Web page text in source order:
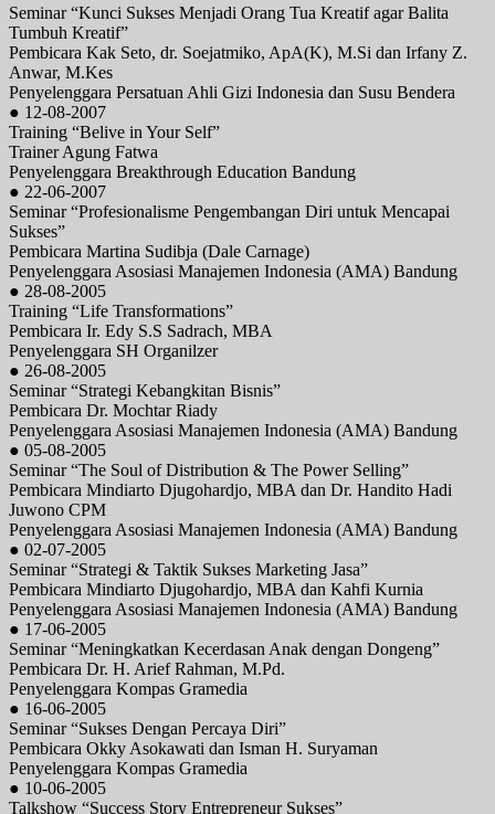
Seminar “Kunci Sukses Menjadi Orang Tua Kreatif agar Balita
Tumbuh Kreatif”
Pembicara Kak Seto, dr. Soejatmiko, ApA(K), M.Si dan Irfany Z.
Anwar, M.Kes
Penyelenggara Persatuan Ahli Gizi Indonesia dan Susu Bendera
● 12-08-2007
Training “Belive in Your Self”
Trainer Agung Fatwa
Penyelenggara Breakthrough Education Bandung
● 22-06-2007
Seminar “Profesionalisme Pengembangan Diri untuk Mencapai
Sukses”
Pembicara Martina Sudibja (Dale Carnage)
Penyelenggara Asosiasi Manajemen Indonesia (AMA) Bandung
● 28-08-2005
Training “Life Transformations”
Pembicara Ir. Edy S.S Sadrach, MBA
Penyelenggara SH Organilzer
● 26-08-2005
Seminar “Strategi Kebangkitan Bisnis”
Pembicara Dr. Mochtar Riady
Penyelenggara Asosiasi Manajemen Indonesia (AMA) Bandung
● 05-08-2005
Seminar “The Soul of Distribution & The Power Selling”
Pembicara Mindiarto Djugohardjo, MBA dan Dr. Handito Hadi
Juwono CPM
Penyelenggara Asosiasi Manajemen Indonesia (AMA) Bandung
● 02-07-2005
Seminar “Strategi & Taktik Sukses Marketing Jasa”
Pembicara Mindiarto Djugohardjo, MBA dan Kahfi Kurnia
Penyelenggara Asosiasi Manajemen Indonesia (AMA) Bandung
● 17-06-2005
Seminar “Meningkatkan Kecerdasan Anak dengan Dongeng”
Pembicara Dr. H. Arief Rahman, M.Pd.
Penyelenggara Kompas Gramedia
● 16-06-2005
Seminar “Sukses Dengan Percaya Diri”
Pembicara Okky Asokawati dan Isman H. Suryaman
Penyelenggara Kompas Gramedia
● 10-06-2005
Talkshow “Success Story Entrepreneur Sukses”